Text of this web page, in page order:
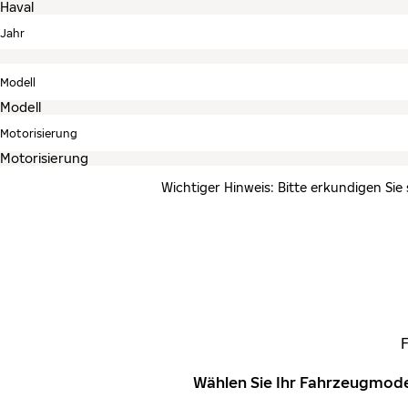
Jahr
Modell
Motorisierung
Wichtiger Hinweis: Bitte erkundigen
Wählen Sie Ihr